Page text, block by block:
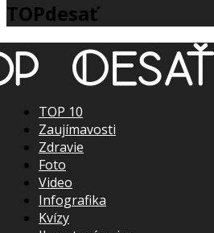
TOPdesať
TOP 10
Zaujímavosti
Zdravie
Foto
Video
Infografika
Kvízy